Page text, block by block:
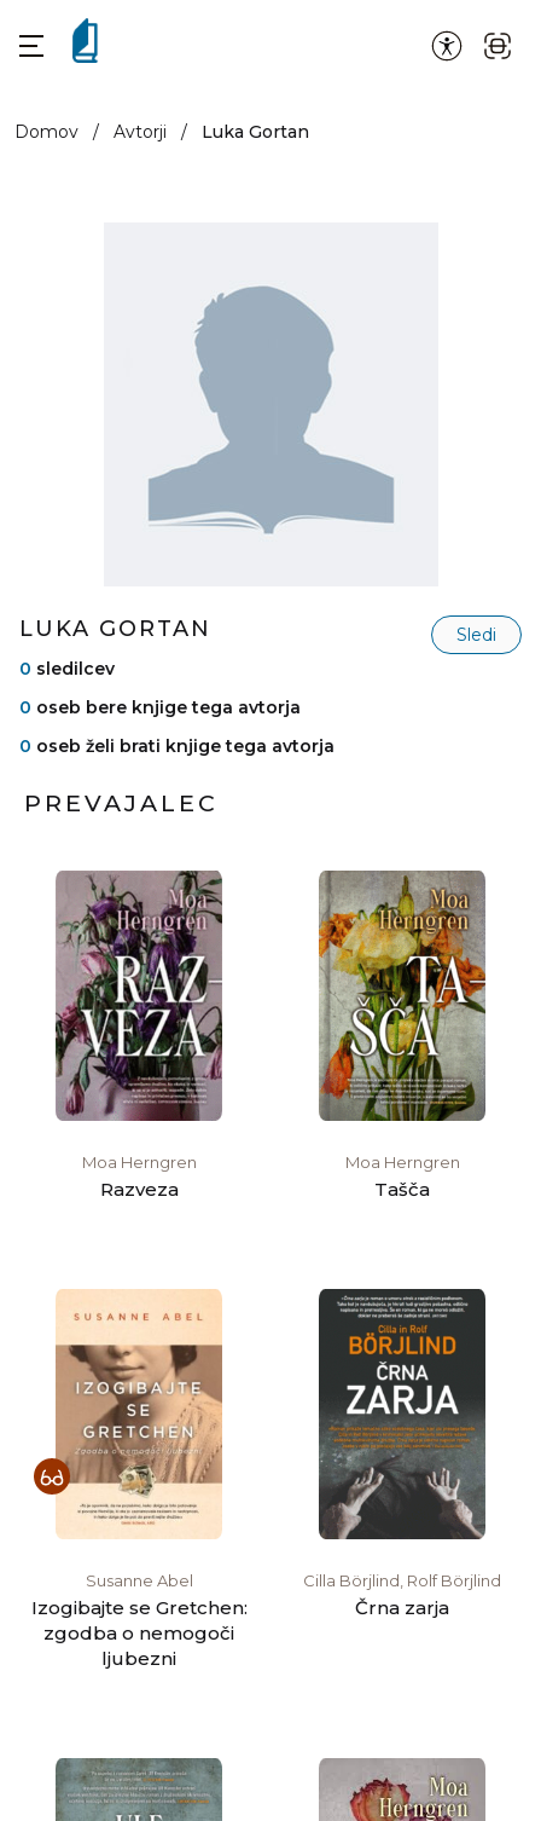
Domov / Avtorji / Luka Gortan
LUKA GORTAN
Sledi
0 sledilcev
0 oseb bere knjige tega avtorja
0 oseb želi brati knjige tega avtorja
PREVAJALEC
Moa Herngren
Razveza
Moa Herngren
Tašča
Susanne Abel
Izogibajte se Gretchen:
zgodba o nemogoči
ljubezni
Cilla Börjlind, Rolf Börjlind
Črna zarja